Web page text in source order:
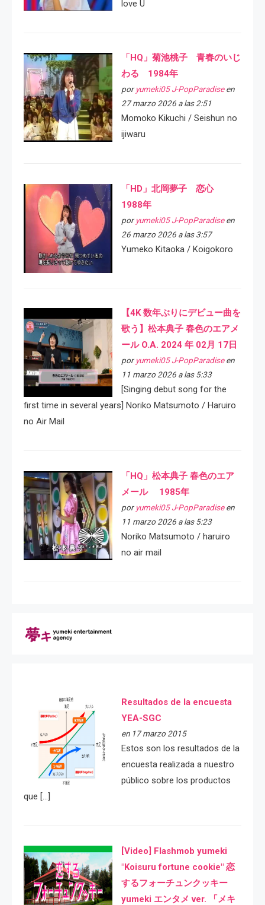
love U
「HQ」菊池桃子 青春のいじ
わる 1984年
por yumeki05 J-PopParadiseen
27 marzo 2026 a las 2:51
Momoko Kikuchi / Seishun no
ijiwaru
「HD」北岡夢子 恋心
1988年
por yumeki05 J-PopParadiseen
26 marzo 2026 a las 3:57
Yumeko Kitaoka / Koigokoro
【4K 数年ぶりにデビュー曲を
歌う】松本典子 春色のエアメ
ール O.A. 2024 年 02月 17日
por yumeki05 J-PopParadiseen
11 marzo 2026 a las 5:33
[Singing debut song for the
first time in several years] Noriko Matsumoto / Haruiro
no Air Mail
「HQ」松本典子 春色のエア
メール 1985年
por yumeki05 J-PopParadiseen
11 marzo 2026 a las 5:23
Noriko Matsumoto / haruiro
no air mail
Resultados de la encuesta
YEA-SGC
en 17 marzo 2015
Estos son los resultados de la
encuesta realizada a nuestro
público sobre los productos
que […]
[Video] Flashmob yumeki
"Koisuru fortune cookie" 恋
するフォーチュンクッキー
yumeki エンタメ ver. 「メキ